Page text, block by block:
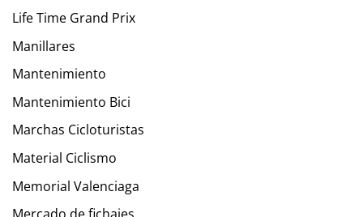
Life Time Grand Prix
Manillares
Mantenimiento
Mantenimiento Bici
Marchas Cicloturistas
Material Ciclismo
Memorial Valenciaga